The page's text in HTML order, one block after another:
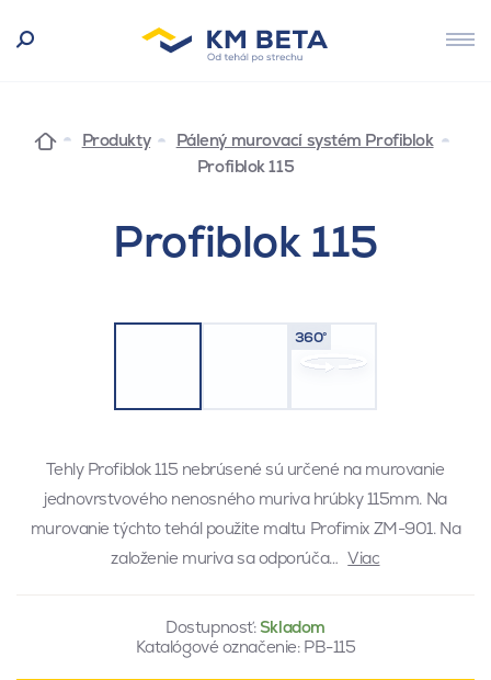
Produkty
Pálený murovací systém Profiblok
Profiblok 115
Profiblok 115
360°
Tehly Profiblok 115 nebrúsené sú určené na murovanie
jednovrstvového nenosného muriva hrúbky 115mm. Na
murovanie týchto tehál použite maltu Profimix ZM-901. Na
založenie muriva sa odporúča… Viac
Dostupnosť:Skladom
Katalógové označenie: PB-115